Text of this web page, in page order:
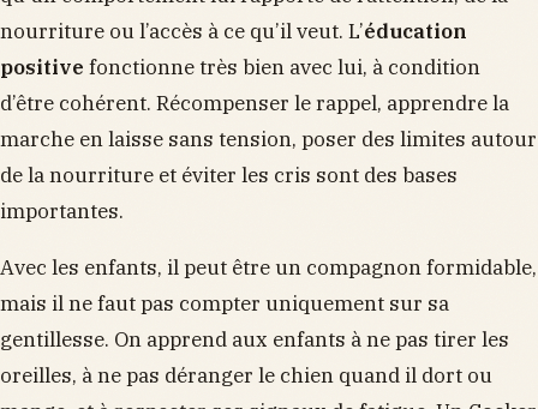
nourriture ou l’accès à ce qu’il veut. L’éducation
positive fonctionne très bien avec lui, à condition
d’être cohérent. Récompenser le rappel, apprendre la
marche en laisse sans tension, poser des limites autour
de la nourriture et éviter les cris sont des bases
importantes.
Avec les enfants, il peut être un compagnon formidable,
mais il ne faut pas compter uniquement sur sa
gentillesse. On apprend aux enfants à ne pas tirer les
oreilles, à ne pas déranger le chien quand il dort ou